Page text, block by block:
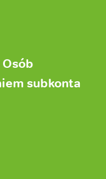
subkonta